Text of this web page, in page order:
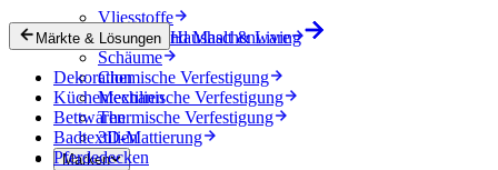
Vliesstoffe
Gewebe und Maschenware
Schäume
Chemische Verfestigung
Mechanische Verfestigung
Thermische Verfestigung
3D-Mattierung
Marken
Märkte & Lösungen Haushalt & Living
Dekoration
Küchentextilien
Bettwaren
Badtextilien
Pferdedecken